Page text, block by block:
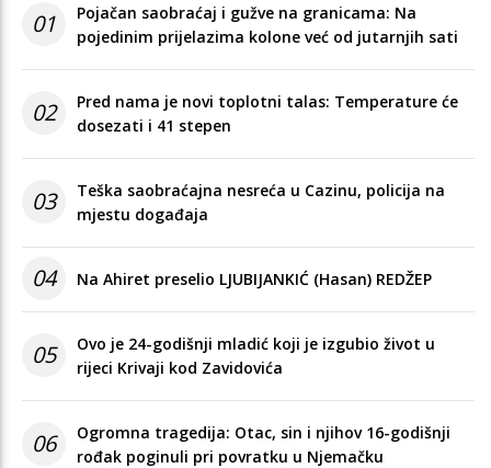
01
Pojačan saobraćaj i gužve na granicama: Na
pojedinim prijelazima kolone već od jutarnjih sati
02
Pred nama je novi toplotni talas: Temperature će
dosezati i 41 stepen
03
Teška saobraćajna nesreća u Cazinu, policija na
mjestu događaja
04 Na Ahiret preselio LJUBIJANKIĆ (Hasan) REDŽEP
05
Ovo je 24-godišnji mladić koji je izgubio život u
rijeci Krivaji kod Zavidovića
06
Ogromna tragedija: Otac, sin i njihov 16-godišnji
rođak poginuli pri povratku u Njemačku